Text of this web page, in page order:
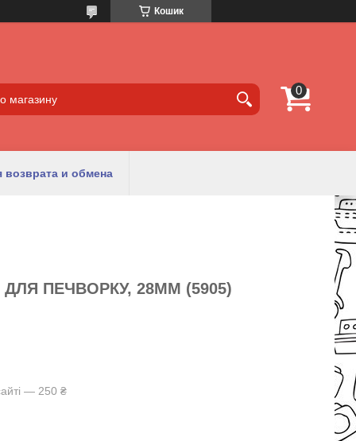
Кошик
возврата и обмена
ПЕЧВОРКУ, 28ММ (5905)
— 250 ₴